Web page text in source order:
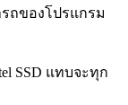
รถของโปรแกรม
SSD แทบจะทุก